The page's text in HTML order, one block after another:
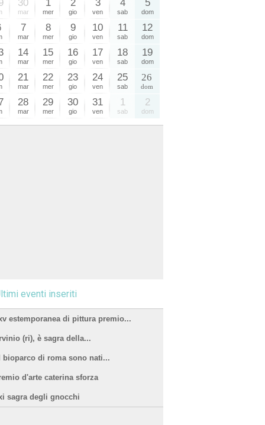
30
mar
1
mer
2
gio
3
ven
4
sab
5
dom
7
mar
8
mer
9
gio
10
ven
11
sab
12
dom
14
mar
15
mer
16
gio
17
ven
18
sab
19
dom
21
mar
22
mer
23
gio
24
ven
25
sab
26
dom
28
mar
29
mer
30
gio
31
ven
1
sab
2
dom
eventi inseriti
estemporanea di pittura premio...
(ri), è sagra della...
bioparco di roma sono nati...
d'arte caterina sforza
sagra degli gnocchi